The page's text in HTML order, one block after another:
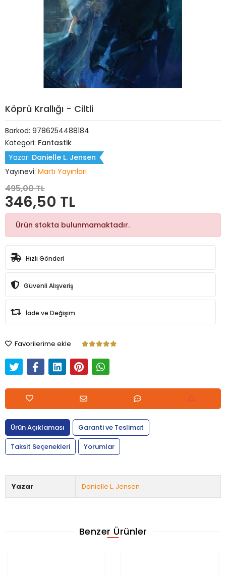
Köprü Krallığı - Ciltli
Barkod: 9786254488184
Kategori: Fantastik
Yazar: Danielle L. Jensen
Yayınevi: Martı Yayınları
495,00 TL
346,50 TL
Ürün stokta bulunmamaktadır.
Hızlı Gönderi
Güvenli Alışveriş
İade ve Değişim
Favorilerime ekle
Ürün Açıklaması
Garanti ve Teslimat
Taksit Seçenekleri
Yorumlar
Yazar Danielle L. Jensen
Benzer Ürünler